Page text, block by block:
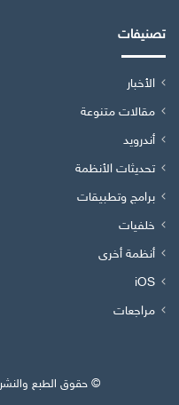
تصنيفات
الأخبار
مقالات متنوعة
أندرويد
تحديثات الأنظمة
برامج وتطبيقات
خلفيات
أنظمة أخرى
iOS
مراجعات
© حقوق الطبع والنشر 2026, جميع الحقوق محفوظة